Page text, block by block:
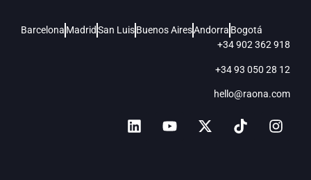
Barcelona MadridSan LuisBuenos AiresAndorra Bogotá
+34 902 362 918
+34 93 050 28 12
hello@raona.com